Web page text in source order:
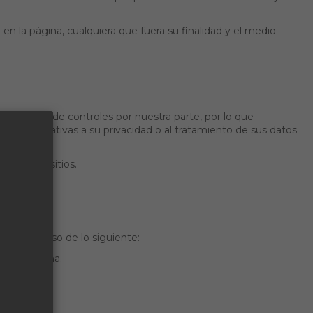
la página, cualquiera que fuera su finalidad y el medio
objeto de controles por nuestra parte, por lo que
relativas a su privacidad o al tratamiento de sus datos
de estos sitios.
caso de lo siguiente:
la Página.